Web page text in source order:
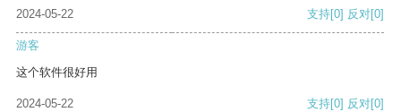
2024-05-22 支持[0] 反对[0]
游客
这个软件很好用
2024-05-22 支持[0] 反对[0]